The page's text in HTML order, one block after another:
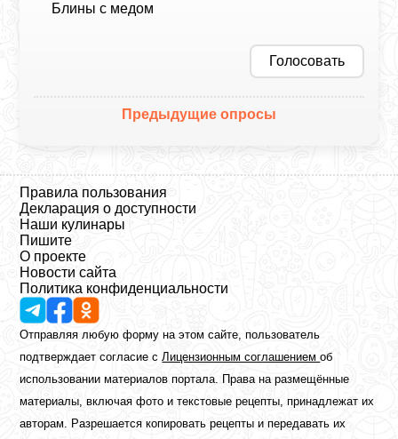
Блины с медом
Голосовать
Предыдущие опросы
Правила пользования
Декларация о доступности
Наши кулинары
Пишите
О проекте
Новости сайта
Политика конфиденциальности
Отправляя любую форму на этом сайте, пользователь
подтверждает согласие сЛицензионным соглашениемоб
использовании материалов портала. Права на размещённые
материалы, включая фото и текстовые рецепты, принадлежат их
авторам. Разрешается копировать рецепты и передавать их